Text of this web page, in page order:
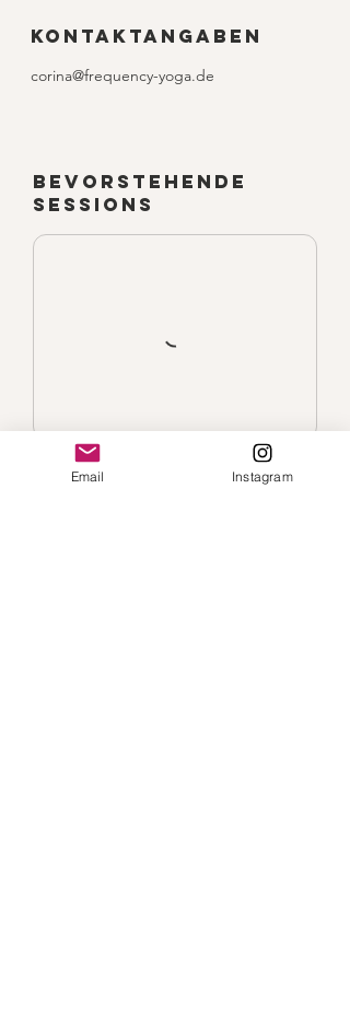
Kontaktangaben
corina@frequency-yoga.de
Bevorstehende
Sessions
Email Instagram